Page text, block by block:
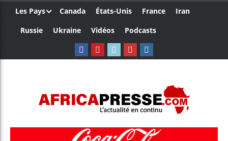
Les Pays Canada États-Unis France
Iran
Russie
Ukraine Vidéos Podcasts